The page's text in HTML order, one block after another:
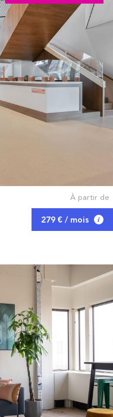
À partir de
279 € / mois